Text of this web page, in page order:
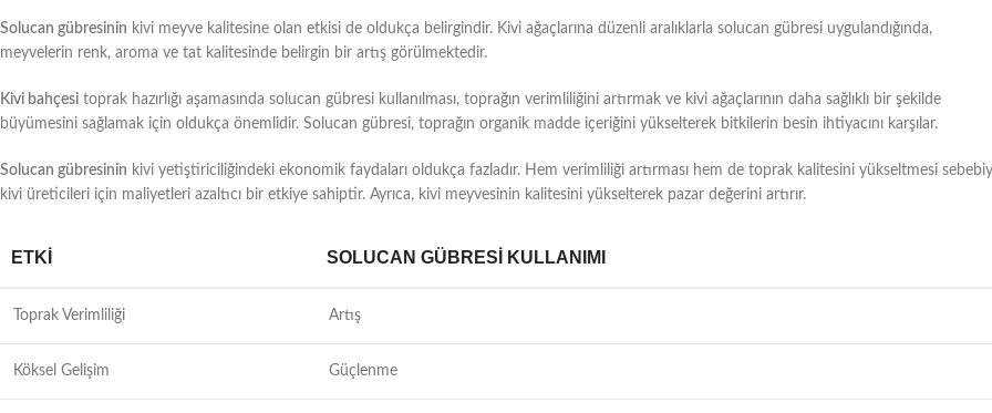
Solucan gübresinin kivi meyve kalitesine olan etkisi de oldukça belirgindir. Kivi ağaçlarına düzenli aralıklarla solucan gübresi uygulandığında,
meyvelerin renk, aroma ve tat kalitesinde belirgin bir artış görülmektedir.
Kivi bahçesi toprak hazırlığı aşamasında solucan gübresi kullanılması, toprağın verimliliğini artırmak ve kivi ağaçlarının daha sağlıklı bir şekilde
büyümesini sağlamak için oldukça önemlidir. Solucan gübresi, toprağın organik madde içeriğini yükselterek bitkilerin besin ihtiyacını karşılar.
Solucan gübresinin kivi yetiştiriciliğindeki ekonomik faydaları oldukça fazladır. Hem verimliliği artırması hem de toprak kalitesini yükseltmesi
kivi üreticileri için maliyetleri azaltıcı bir etkiye sahiptir. Ayrıca, kivi meyvesinin kalitesini yükselterek pazar değerini artırır.
ETKI SOLUCAN GÜBRESI KULLANIMI
Toprak Verimliliği Artış
Köksel Gelişim Güçlenme